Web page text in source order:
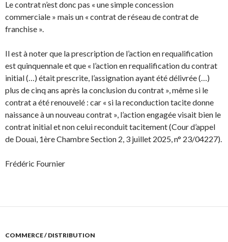
Le contrat n’est donc pas « une simple concession
commerciale » mais un « contrat de réseau de contrat de
franchise ».
Il est à noter que la prescription de l’action en requalification
est quinquennale et que « l’action en requalification du contrat
initial (…) était prescrite, l’assignation ayant été délivrée (…)
plus de cinq ans après la conclusion du contrat », même si le
contrat a été renouvelé : car « si la reconduction tacite donne
naissance à un nouveau contrat », l’action engagée visait bien le
contrat initial et non celui reconduit tacitement (Cour d’appel
de Douai, 1ère Chambre Section 2, 3 juillet 2025, n° 23/04227).
Frédéric Fournier
COMMERCE / DISTRIBUTION